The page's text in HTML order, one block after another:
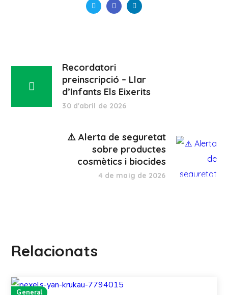
Recordatori
preinscripció – Llar
d’Infants Els Eixerits
30 d'abril de 2026
⚠️ Alerta de seguretat
sobre productes
cosmètics i biocides
4 de maig de 2026
Relacionats
General